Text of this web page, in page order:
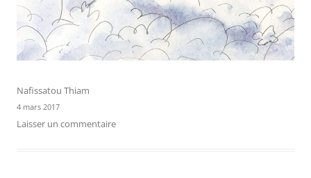
Nafissatou Thiam
4 mars 2017
Laisser un commentaire